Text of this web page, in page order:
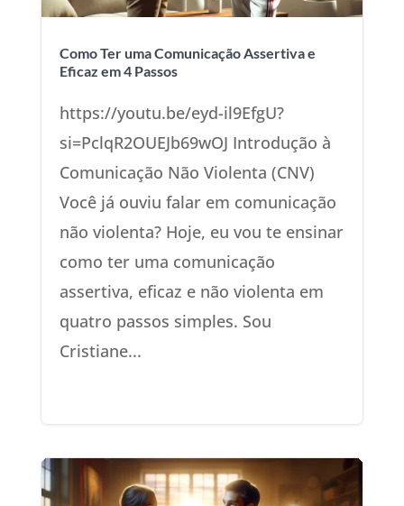
Como Ter uma Comunicação Assertiva e
Eficaz em 4 Passos
https://youtu.be/eyd-il9EfgU?
si=PclqR2OUEJb69wOJ Introdução à
Comunicação Não Violenta (CNV)
Você já ouviu falar em comunicação
não violenta? Hoje, eu vou te ensinar
como ter uma comunicação
assertiva, eficaz e não violenta em
quatro passos simples. Sou
Cristiane...